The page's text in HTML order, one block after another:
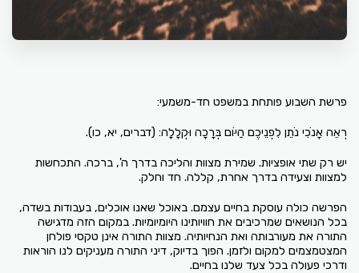
פרשת השבוע פותחת במשפט חד-משמעי:
רְאֵה אָנֹכִי נֹתֵן לִפְנֵיכֶם הַיּוֹם בְּרָכָה וּקְלָלָה: (דברים, יא, כו).
יש רק שתי אופציות. שמירת מצוות והליכה בדרך ה', ברכה. התכחשות
למצוות וצעידה בדרך אחרת, קללה. חד וחלק.
הפרשה כולה עוסקת בחיים עצמם. באוכל שאנו אוכלים, בעבודות בשדה,
בכל הנושאים שמרכיבים את חוויותינו היומיומיות. במקום הזה מדגישה
התורה את מעורבותה ואת הנחיותיה. מצוות התורה אינן טקסי פולחן
המצטמצמים למקום ולזמן. הפוך בדיוק, דיני התורה מעניקים לנו הוראות
ודרכי פעולה בכל צעד שלנו בחיים.